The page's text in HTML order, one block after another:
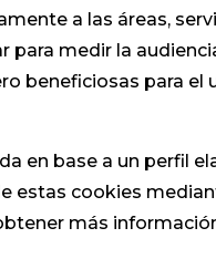
a las áreas,
para medir la
beneficiosas para el
en base a un perfil
estas cookies
más